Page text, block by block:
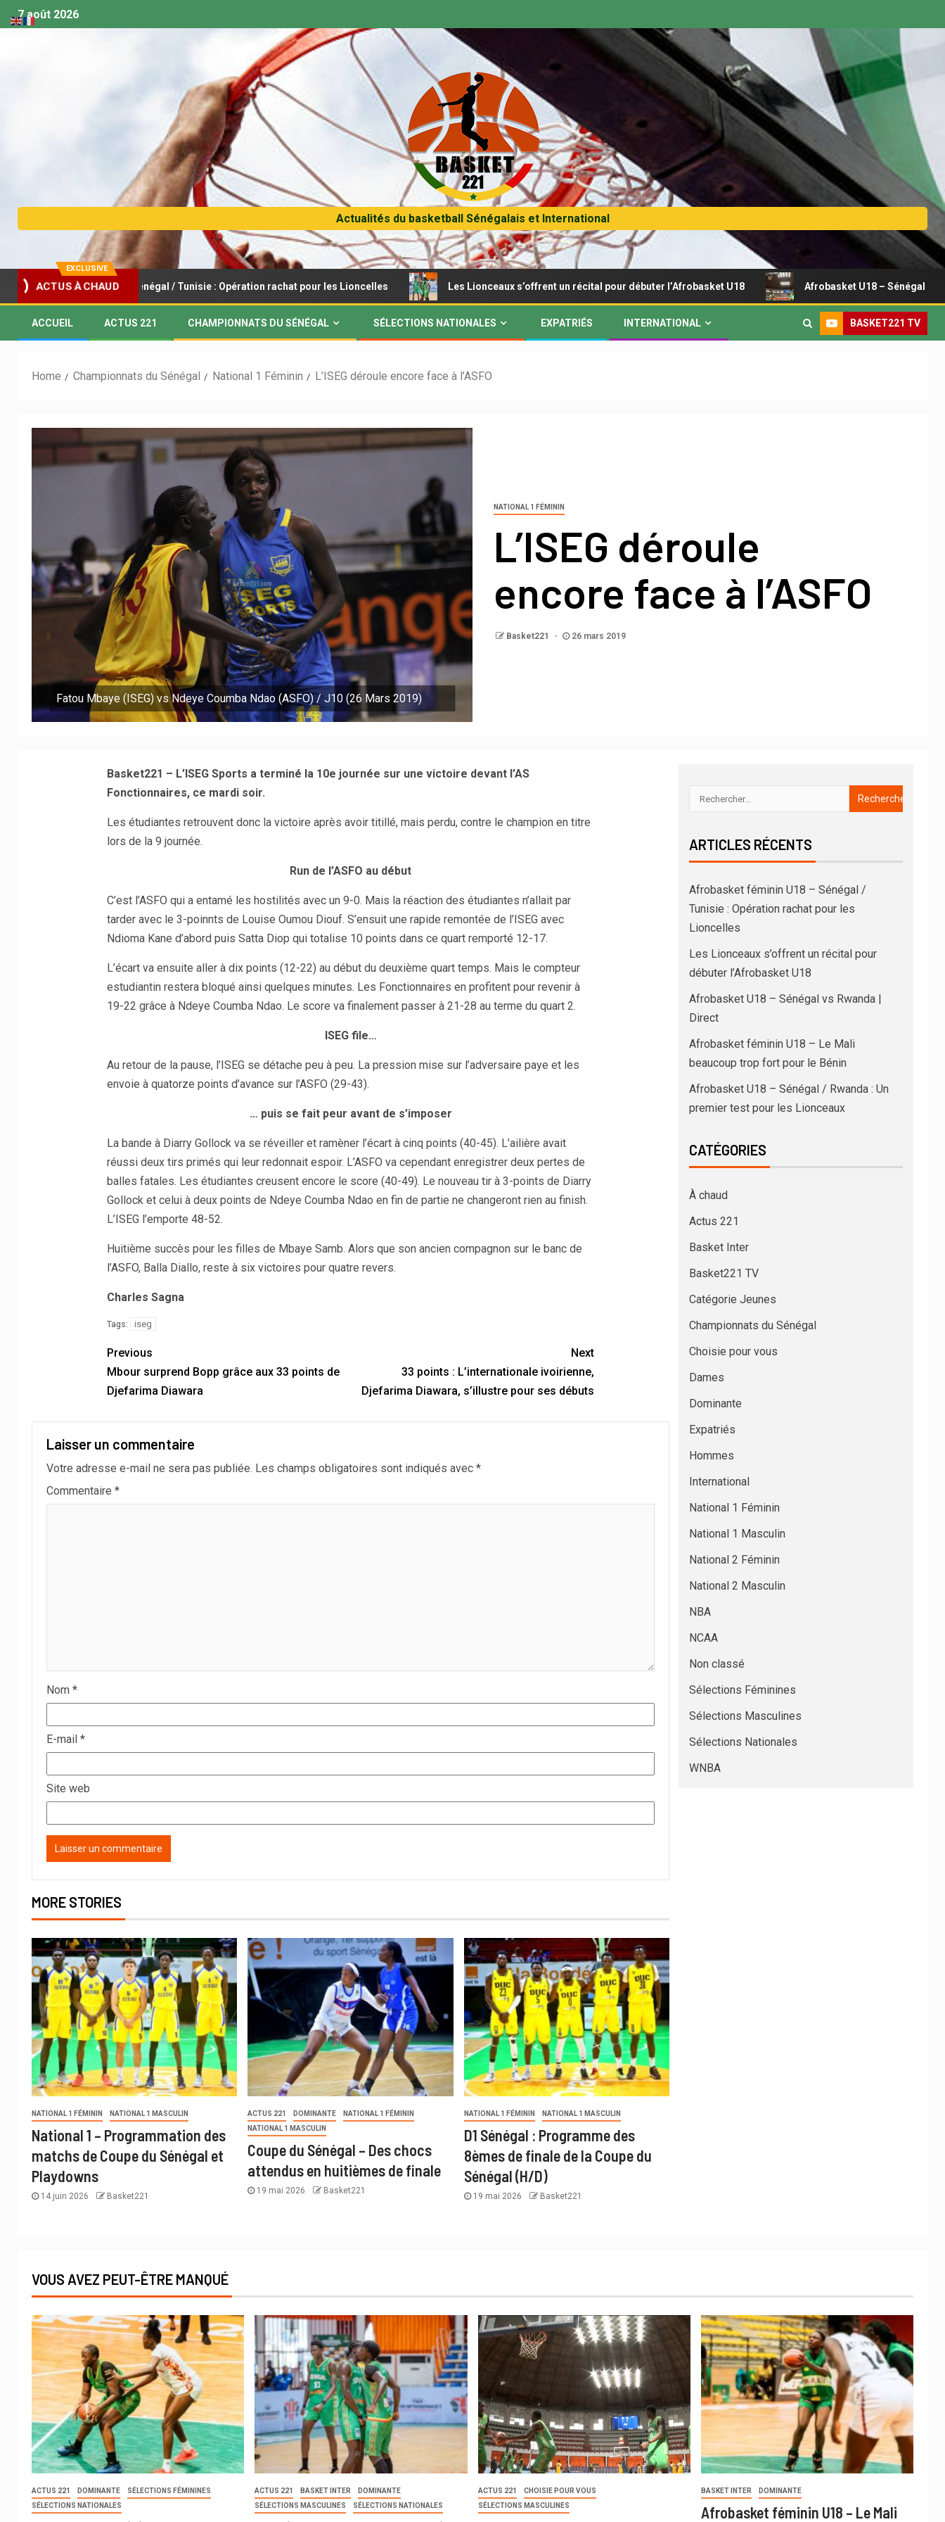
7 août 2026
Actualités du basketball Sénégalais et International
EXCLUSIVE
ACTUS À CHAUD
féminin U18 – Sénégal / Tunisie : Opération rachat pour les Lioncelles Les Lionceaux s’offrent un récital pour débuter l’Afrobasket U18 Afrobasket U18 – Sénégal vs Rwanda |
ACCUEIL ACTUS 221 CHAMPIONNATS DU SÉNÉGAL SÉLECTIONS NATIONALES EXPATRIÉS INTERNATIONAL BASKET221 TV
Home Championnats du Sénégal National 1 Féminin L’ISEG déroule encore face à l’ASFO
Fatou Mbaye (ISEG) vs Ndeye Coumba Ndao (ASFO) / J10 (26 Mars 2019)
NATIONAL 1 FÉMININ
L’ISEG déroule
encore face à l’ASFO
Basket221 26 mars 2019
Basket221 – L’ISEG Sports a terminé la 10e journée sur une victoire devant l’AS
Fonctionnaires, ce mardi soir.
Les étudiantes retrouvent donc la victoire après avoir titillé, mais perdu, contre le champion en titre
lors de la 9 journée.
Run de l’ASFO au début
C’est l’ASFO qui a entamé les hostilités avec un 9-0. Mais la réaction des étudiantes n’allait par
tarder avec le 3-poinnts de Louise Oumou Diouf. S’ensuit une rapide remontée de l’ISEG avec
Ndioma Kane d’abord puis Satta Diop qui totalise 10 points dans ce quart remporté 12-17.
L’écart va ensuite aller à dix points (12-22) au début du deuxième quart temps. Mais le compteur
estudiantin restera bloqué ainsi quelques minutes. Les Fonctionnaires en profitent pour revenir à
19-22 grâce à Ndeye Coumba Ndao. Le score va finalement passer à 21-28 au terme du quart 2.
ISEG file…
Au retour de la pause, l’ISEG se détache peu à peu. La pression mise sur l’adversaire paye et les
envoie à quatorze points d’avance sur l’ASFO (29-43).
… puis se fait peur avant de s’imposer
La bande à Diarry Gollock va se réveiller et ramèner l’écart à cinq points (40-45). L’ailière avait
réussi deux tirs primés qui leur redonnait espoir. L’ASFO va cependant enregistrer deux pertes de
balles fatales. Les étudiantes creusent encore le score (40-49). Le nouveau tir à 3-points de Diarry
Gollock et celui à deux points de Ndeye Coumba Ndao en fin de partie ne changeront rien au finish.
L’ISEG l’emporte 48-52.
Huitième succès pour les filles de Mbaye Samb. Alors que son ancien compagnon sur le banc de
l’ASFO, Balla Diallo, reste à six victoires pour quatre revers.
Charles Sagna
Tags: iseg
Previous
Mbour surprend Bopp grâce aux 33 points de
Djefarima Diawara
Next
33 points : L’internationale ivoirienne,
Djefarima Diawara, s’illustre pour ses débuts
Laisser un commentaire
Votre adresse e-mail ne sera pas publiée. Les champs obligatoires sont indiqués avec *
Commentaire *
Nom *
E-mail *
Site web
MORE STORIES
NATIONAL 1 FÉMININ NATIONAL 1 MASCULIN
National 1 – Programmation des
matchs de Coupe du Sénégal et
Playdowns
14 juin 2026 Basket221
ACTUS 221 DOMINANTE
NATIONAL 1 FÉMININ
NATIONAL 1 MASCULIN
Coupe du Sénégal – Des chocs
attendus en huitièmes de finale
19 mai 2026 Basket221
NATIONAL 1 FÉMININ NATIONAL 1 MASCULIN
D1 Sénégal : Programme des
8èmes de finale de la Coupe du
Sénégal (H/D)
19 mai 2026 Basket221
ARTICLES RÉCENTS
Afrobasket féminin U18 – Sénégal /
Tunisie : Opération rachat pour les
Lioncelles
Les Lionceaux s’offrent un récital pour
débuter l’Afrobasket U18
Afrobasket U18 – Sénégal vs Rwanda |
Direct
Afrobasket féminin U18 – Le Mali
beaucoup trop fort pour le Bénin
Afrobasket U18 – Sénégal / Rwanda : Un
premier test pour les Lionceaux
CATÉGORIES
À chaud
Actus 221
Basket Inter
Basket221 TV
Catégorie Jeunes
Championnats du Sénégal
Choisie pour vous
Dames
Dominante
Expatriés
Hommes
International
National 1 Féminin
National 1 Masculin
National 2 Féminin
National 2 Masculin
NBA
NCAA
Non classé
Sélections Féminines
Sélections Masculines
Sélections Nationales
WNBA
VOUS AVEZ PEUT-ÊTRE MANQUÉ
ACTUS 221 DOMINANTE
SÉLECTIONS FÉMININES
SÉLECTIONS NATIONALES
ACTUS 221 BASKET INTER
DOMINANTE
SÉLECTIONS MASCULINES
SÉLECTIONS NATIONALES
ACTUS 221
CHOISIE POUR VOUS
SÉLECTIONS MASCULINES
BASKET INTER DOMINANTE
Afrobasket féminin U18 – Le Mali